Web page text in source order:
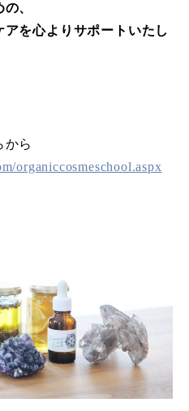
、
を心よりサポートいたし
ら
organiccosmeschool.aspx